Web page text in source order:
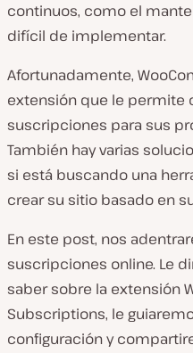
continuos, como el
difícil de implementar.
Afortunadamente,
extensión que le permite
suscripciones para sus
También hay varias
si está buscando una
crear su sitio basado en
En este post, nos
suscripciones online. Le
saber sobre la extensión
Subscriptions, le
configuración y